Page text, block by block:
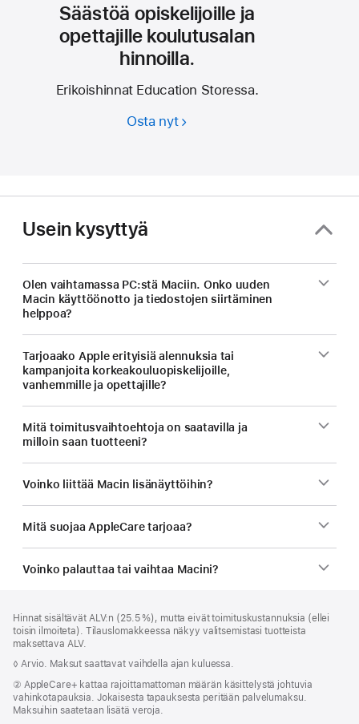
Säästöä opiskelijoille ja
opettajille koulutusalan
hinnoilla.
Erikoishinnat Education Storessa.
Osta nytSäästöä
koulutusalan
Usein kysyttyä
Olen vaihtamassa PC:stä Maciin. Onko uuden
Macin käyttöönotto ja tiedostojen siirtäminen
helppoa?
Tarjoaako Apple erityisiä alennuksia tai
kampanjoita korkeakouluopiskelijoille,
vanhemmille ja opettajille?
Mitä toimitus­vaihtoehtoja on saatavilla ja
milloin saan tuotteeni?
Voinko liittää Macin lisänäyttöihin?
Mitä suojaa AppleCare tarjoaa?
Voinko palauttaa tai vaihtaa Macini?
Hinnat sisältävät ALV:n (25.5 %), mutta eivät toimitus­kustannuksia (ellei
toisin ilmoiteta). Tilauslomakkeessa näkyy valitsemistasi tuotteista
maksettava ALV.
Alaviite
◊ Arvio. Maksut saattavat vaihdella ajan kuluessa.
Alaviite
② AppleCare+ kattaa rajoittamattoman määrän käsittelystä johtuvia
vahinko­tapauksia. Jokaisesta tapauksesta peritään palvelumaksu.
Maksuihin saatetaan lisätä veroja.